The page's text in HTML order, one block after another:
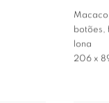
Macaco
botões,
lona
206 x